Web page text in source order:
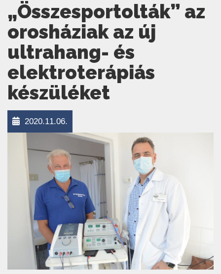
„Összesportolták” az
orosháziak az új
ultrahang- és
elektroterápiás
készüléket
2020.11.06.